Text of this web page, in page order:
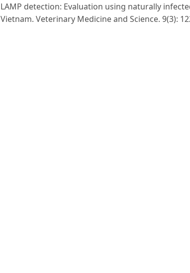
LAMP detection: Evaluation using naturally
Vietnam. Veterinary Medicine and Science. 9(3):